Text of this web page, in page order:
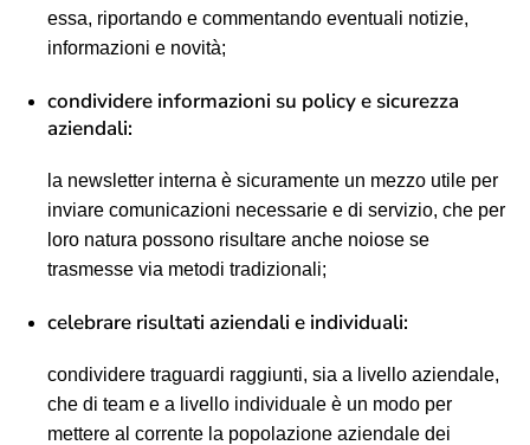
essa, riportando e commentando eventuali notizie,
informazioni e novità;
condividere informazioni su policy e sicurezza
aziendali:
la newsletter interna è sicuramente un mezzo utile per
inviare comunicazioni necessarie e di servizio, che per
loro natura possono risultare anche noiose se
trasmesse via metodi tradizionali;
celebrare risultati aziendali e individuali:
condividere traguardi raggiunti, sia a livello aziendale,
che di team e a livello individuale è un modo per
mettere al corrente la popolazione aziendale dei